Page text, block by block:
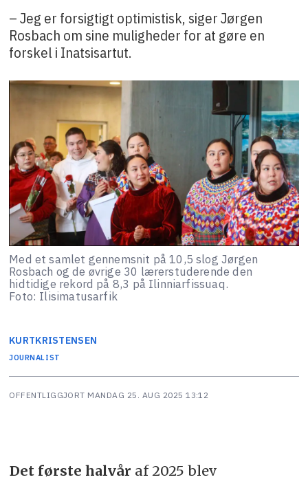
– Jeg er forsigtigt optimistisk, siger Jørgen
Rosbach om sine muligheder for at gøre en
forskel i Inatsisartut.
Med et samlet gennemsnit på 10,5 slog Jørgen
Rosbach og de øvrige 30 lærerstuderende den
hidtidige rekord på 8,3 på Ilinniarfissuaq.
Foto: Ilisimatusarfik
KURTKRISTENSEN
JOURNALIST
OFFENTLIGGJORT MANDAG 25. AUG 2025 13:12
Det første halvår af 2025 blev